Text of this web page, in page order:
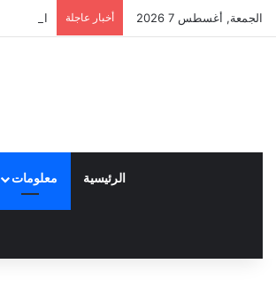
الجمعة, أغسطس 7 2026 أخبار عاجلة العملاء
الرئيسية معلومات